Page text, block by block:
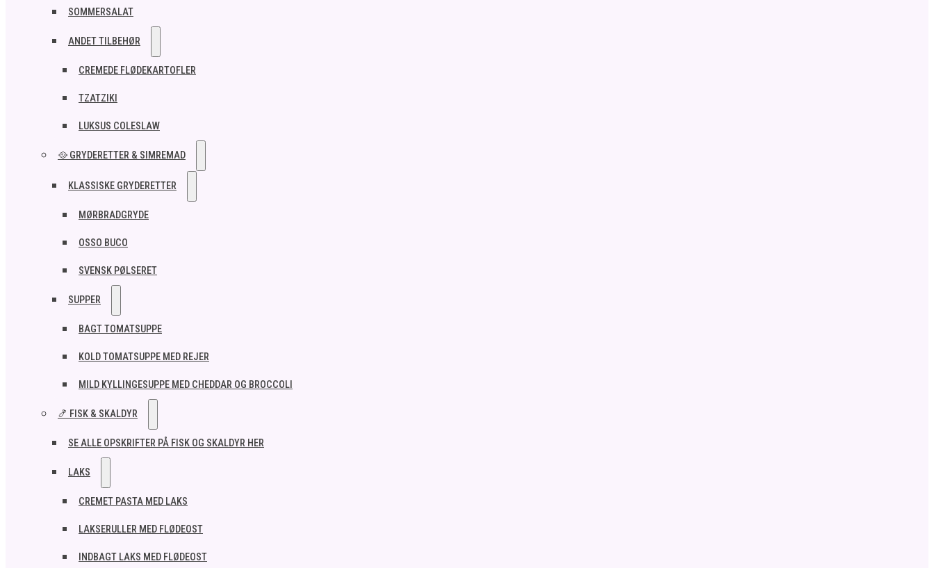
SOMMERSALAT
ANDET TILBEHØR
CREMEDE FLØDEKARTOFLER
TZATZIKI
LUKSUS COLESLAW
🥘 GRYDERETTER & SIMREMAD
KLASSISKE GRYDERETTER
MØRBRADGRYDE
OSSO BUCO
SVENSK PØLSERET
SUPPER
BAGT TOMATSUPPE
KOLD TOMATSUPPE MED REJER
MILD KYLLINGESUPPE MED CHEDDAR OG BROCCOLI
🍤 FISK & SKALDYR
SE ALLE OPSKRIFTER PÅ FISK OG SKALDYR HER
LAKS
CREMET PASTA MED LAKS
LAKSERULLER MED FLØDEOST
INDBAGT LAKS MED FLØDEOST